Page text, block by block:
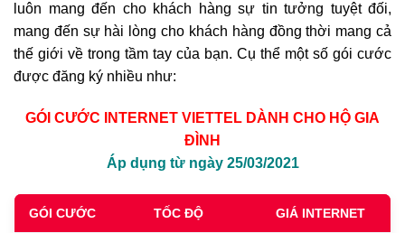
luôn mang đến cho khách hàng sự tin tưởng tuyệt đối,
mang đến sự hài lòng cho khách hàng đồng thời mang cả
thế giới về trong tầm tay của bạn. Cụ thể một số gói cước
được đăng ký nhiều như:
GÓI CƯỚC INTERNET VIETTEL DÀNH CHO HỘ GIA
ĐÌNH
Áp dụng từ ngày 25/03/2021
GÓI CƯỚC TỐC ĐỘ GIÁ INTERNET